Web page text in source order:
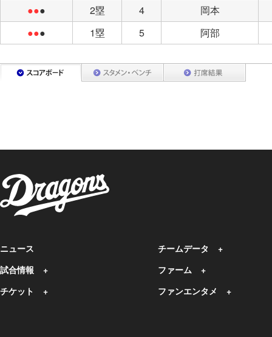
●●● 2塁 4
岡本
●●● 1塁 5 阿部
ニュース
試合情報
チケット
チームデータ
ファーム
ファンエンタメ